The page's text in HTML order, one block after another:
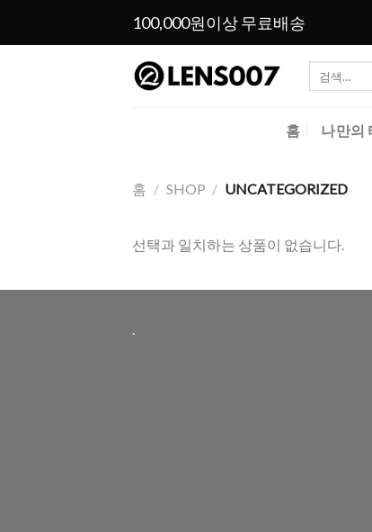
100,000원이상 무료배송
색:
홈 나만의
홈 / SHOP / UNCATEGORIZED
선택과 일치하는 상품이 없습니다.
.